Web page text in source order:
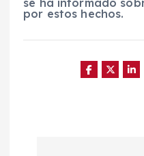
se ha informado
por estos hechos.